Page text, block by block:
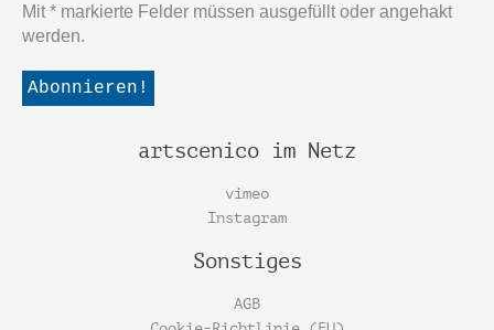
Mit * markierte Felder müssen ausgefüllt oder angehakt
werden.
artscenico im Netz
vimeo
Instagram
Sonstiges
AGB